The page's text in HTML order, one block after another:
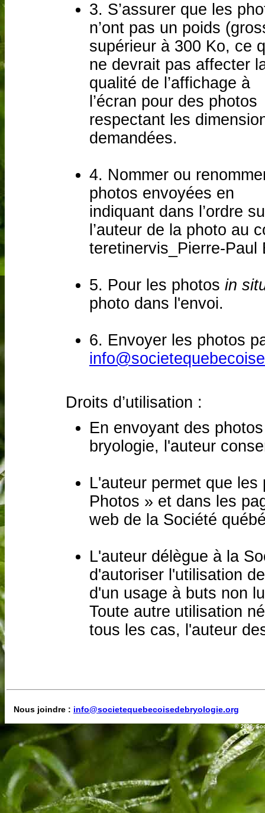
3. S’assurer que les
n’ont pas un poids
supérieur à 300 Ko, ce
ne devrait pas affecter
qualité de l’affichage à
l’écran pour des photos
respectant les
demandées.
4. Nommer ou
photos envoyées en
indiquant dans l’ordre
l’auteur de la photo au
teretinervis_Pierre-Paul
5. Pour les photos in
photo dans l'envoi.
6. Envoyer les photos
Droits d’utilisation :
En envoyant des
bryologie, l'auteur
L'auteur permet que
Photos » et dans les
web de la Société
L'auteur délègue à la
d'autoriser l'utilisation
d'un usage à buts non
Toute autre utilisation
tous les cas, l'auteur
Nous joindre : info@societequebecoisedebryologie.org
© 2026,